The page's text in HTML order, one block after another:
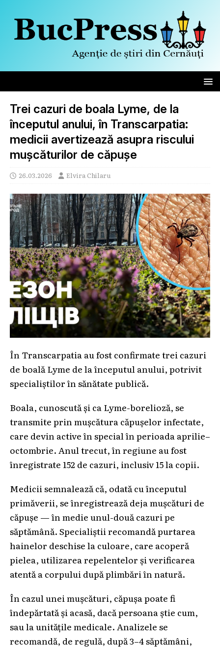
Trei cazuri de boala Lyme, de la
începutul anului, în Transcarpatia:
medicii avertizează asupra riscului
mușcăturilor de căpușe
26.03.2026 Elvira Chilaru
În Transcarpatia au fost confirmate trei cazuri
de boală Lyme de la începutul anului, potrivit
specialiștilor în sănătate publică.
Boala, cunoscută și ca Lyme-borelioză, se
transmite prin mușcătura căpușelor infectate,
care devin active în special în perioada aprilie–
octombrie. Anul trecut, în regiune au fost
înregistrate 152 de cazuri, inclusiv 15 la copii.
Medicii semnalează că, odată cu începutul
primăverii, se înregistrează deja mușcături de
căpușe — în medie unul-două cazuri pe
săptămână. Specialiștii recomandă purtarea
hainelor deschise la culoare, care acoperă
pielea, utilizarea repelentelor și verificarea
atentă a corpului după plimbări în natură.
În cazul unei mușcături, căpușa poate fi
îndepărtată și acasă, dacă persoana știe cum,
sau la unitățile medicale. Analizele se
recomandă, de regulă, după 3–4 săptămâni,